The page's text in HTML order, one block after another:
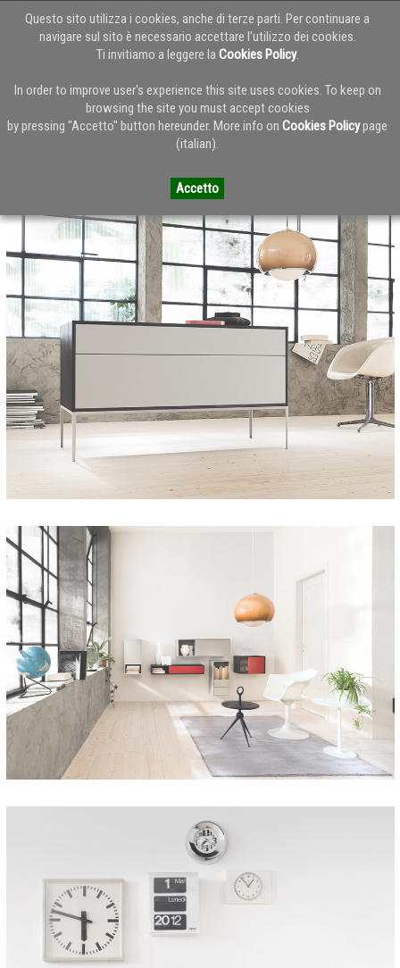
Questo sito utilizza i cookies, anche di terze parti. Per continuare a
navigare sul sito è necessario accettare l'utilizzo dei cookies.
Ti invitiamo a leggere la Cookies Policy.
In order to improve user's experience this site uses cookies. To keep on
browsing the site you must accept cookies
by pressing "Accetto" button hereunder. More info onCookies Policypage
(italian).
Accetto
Torna alla Home del Blog
Alf - Catalogo zona notte Modus